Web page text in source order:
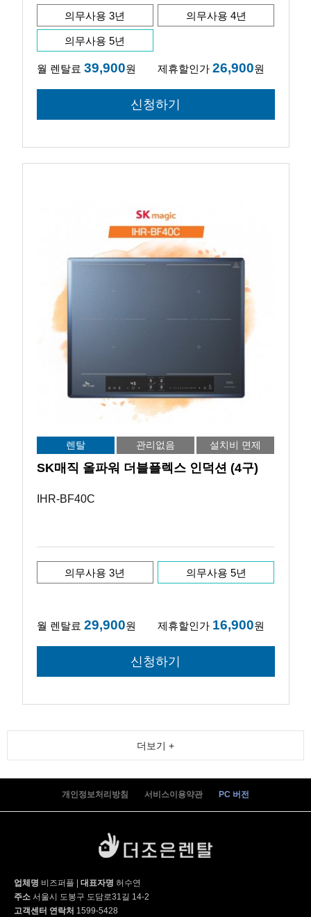
의무사용 3년 의무사용 4년
의무사용 5년
월 렌탈료 39,900원 제휴할인가26,900원
렌탈 관리없음 설치비 면제
SK매직 올파워 더블플렉스 인덕션 (4구)
IHR-BF40C
의무사용 3년 의무사용 5년
월 렌탈료 29,900원 제휴할인가 16,900원
더보기 +
개인정보처리방침 서비스이용약관 PC 버전
업체명 비즈퍼플 | 대표자명 허수연
주소 서울시 도봉구 도담로31길 14-2
고객센터 연락처 1599-5428